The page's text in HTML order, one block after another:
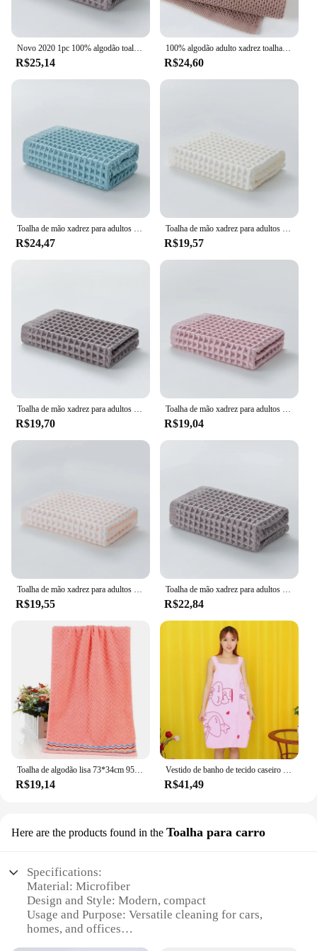
Novo 2020 1pc 100% algodão toalhas de mão para adultos e crianças xadrez toalha de mão cuidados com o rosto magia banheiro esporte waffle toalha 34x74cm
R$25,14
100% algodão adulto xadrez toalha de mão tratamento facial magia banheiro esportes waffle toalha 1 pedaço de 35x35 cm toalha quadrada
R$24,60
Toalha de mão xadrez para adultos e crianças, cuidado facial, toalha mágica, toalha waffle esportiva, 100% algodão, 34x74cm, novo, 1pc, 2023
R$24,47
Toalha de mão xadrez para adultos e crianças, cuidado facial, toalha mágica para banheiro, toalha de waffle esportiva 100% algodão, 34x74cm, 1pc, novo, 2020
R$19,57
Toalha de mão xadrez para adultos e crianças, cuidado facial, toalha mágica para banheiro, toalha de waffle esportiva 100% algodão, 34x74cm, 1pc, novo, 2020
R$19,70
Toalha de mão xadrez para adultos e crianças, cuidado facial, toalha mágica para banheiro, toalha de waffle esportiva 100% algodão, 34x74cm, 1pc, novo, 2020
R$19,04
Toalha de mão xadrez para adultos e crianças, cuidado facial, toalha mágica para banheiro, toalha de waffle esportiva 100% algodão, 34x74cm, 1pc, novo, 2020
R$19,55
Toalha de mão xadrez para adultos e crianças, cuidado facial, toalha mágica, toalha waffle esportiva, 100% algodão, 34x74cm, novo, 1 peça, 2023
R$22,84
Toalha de algodão lisa 73*34cm 95g, toalha mágica listrada para mão/rosto, de spa, banheiro, praia, toalhas terry para adultos, frete grátis
R$19,14
Vestido de banho de tecido caseiro rápido feminino, roupão vestível, vestido de secagem rápida para senhora, pijamas mágicos, praia, spa
R$41,49
Here are the products found in the Toalha para carro
Specifications:
Material: Microfiber
Design and Style: Modern, compact
Usage and Purpose: Versatile cleaning for cars,
homes, and offices